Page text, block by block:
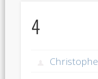
4
Christophe